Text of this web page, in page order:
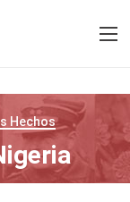
Hechos